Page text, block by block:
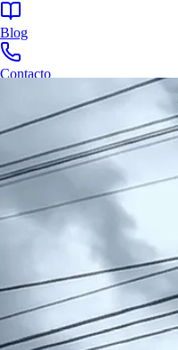
Blog
Contacto
RESERVAR CITA
Revisiones Técnicas Huancayo